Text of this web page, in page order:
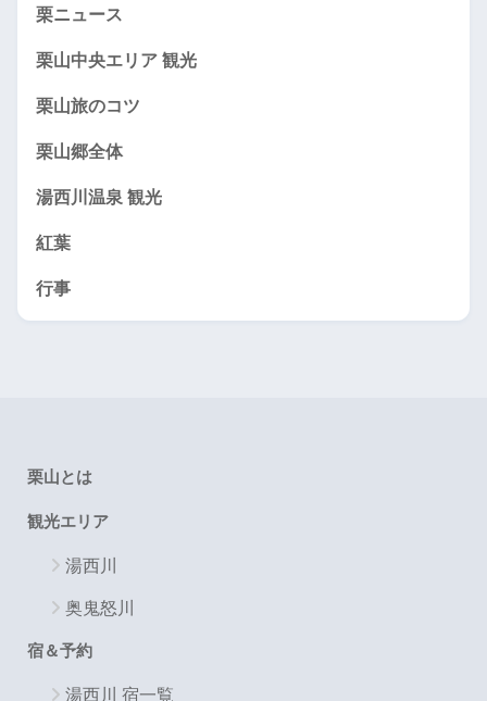
栗ニュース
栗山中央エリア 観光
栗山旅のコツ
栗山郷全体
湯西川温泉 観光
紅葉
行事
栗山とは
観光エリア
湯西川
奥鬼怒川
宿＆予約
湯西川 宿一覧